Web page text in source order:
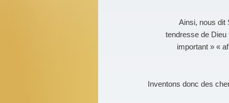
Ainsi, nous dit
tendresse de
important » «
Inventons donc des